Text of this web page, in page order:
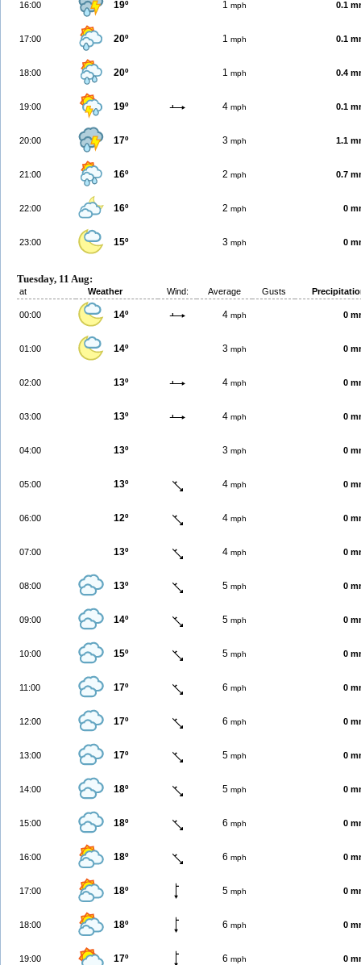
16:00 19º 1 mph 0.1
17:00 20º 1 mph 0.1
18:00 20º 1 mph 0.4
19:00 19º 4 mph 0.1
20:00 17º 3 mph 1.1
21:00 16º 2 mph 0.7
22:00 16º 2 mph 0
23:00 15º 3 mph 0
Tuesday, 11 Aug:
at Weather Wind: Average Gusts
00:00 14º 4 mph 0
01:00 14º 3 mph 0
02:00 13º 4 mph 0
03:00 13º 4 mph 0
04:00 13º 3 mph 0
05:00 13º 4 mph 0
06:00 12º 4 mph 0
07:00 13º 4 mph 0
08:00 13º 5 mph 0
09:00 14º 5 mph 0
10:00 15º 5 mph 0
11:00 17º 6 mph 0
12:00 17º 6 mph 0
13:00 17º 5 mph 0
14:00 18º 5 mph 0
15:00 18º 6 mph 0
16:00 18º 6 mph 0
17:00 18º 5 mph 0
18:00 18º 6 mph 0
19:00 17º 6 mph 0